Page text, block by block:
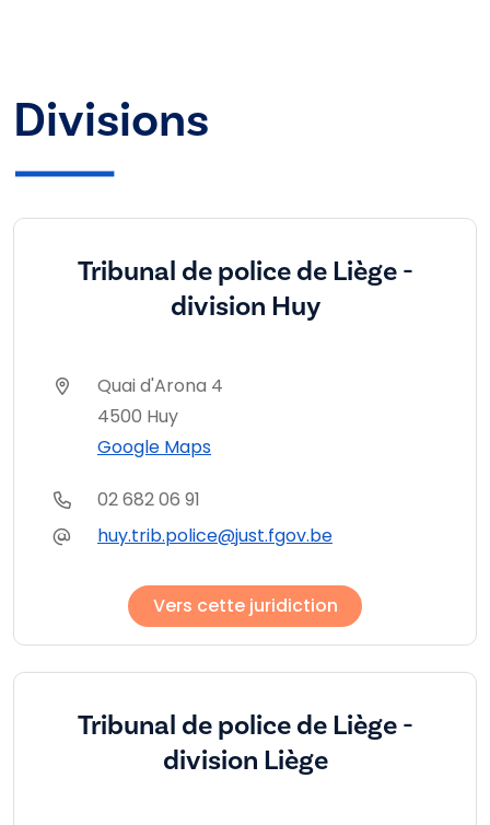
Divisions
Tribunal de police de Liège -
division Huy
Quai d'Arona 4
4500 Huy
Google Maps
02 682 06 91
huy.trib.police@just.fgov.be
Vers cette juridiction
Tribunal de police de Liège -
division Liège